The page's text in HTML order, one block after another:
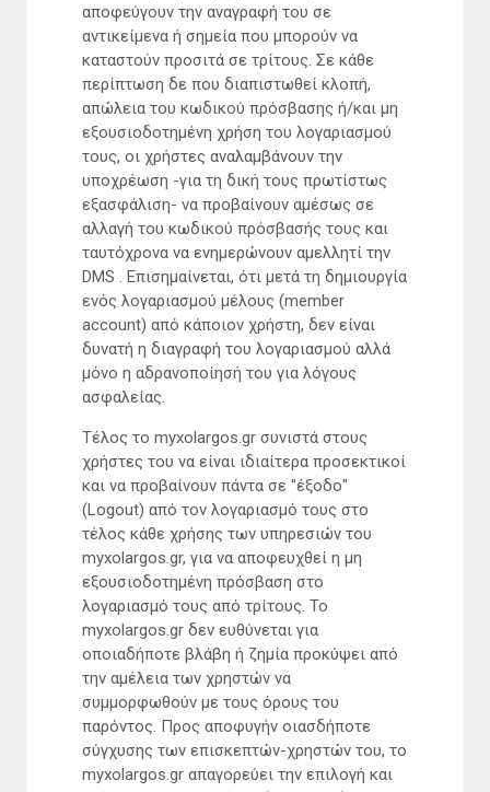
αποφεύγουν την αναγραφή του σε
αντικείμενα ή σημεία που μπορούν να
καταστούν προσιτά σε τρίτους. Σε κάθε
περίπτωση δε που διαπιστωθεί κλοπή,
απώλεια του κωδικού πρόσβασης ή/και μη
εξουσιοδοτημένη χρήση του λογαριασμού
τους, οι χρήστες αναλαμβάνουν την
υποχρέωση -για τη δική τους πρωτίστως
εξασφάλιση- να προβαίνουν αμέσως σε
αλλαγή του κωδικού πρόσβασής τους και
ταυτόχρονα να ενημερώνουν αμελλητί την
DMS . Επισημαίνεται, ότι μετά τη δημιουργία
ενός λογαριασμού μέλους (member
account) από κάποιον χρήστη, δεν είναι
δυνατή η διαγραφή του λογαριασμού αλλά
μόνο η αδρανοποίησή του για λόγους
ασφαλείας.
Τέλος το myxolargos.gr συνιστά στους
χρήστες του να είναι ιδιαίτερα προσεκτικοί
και να προβαίνουν πάντα σε "έξοδο"
(Logout) από τον λογαριασμό τους στο
τέλος κάθε χρήσης των υπηρεσιών του
myxolargos.gr, για να αποφευχθεί η μη
εξουσιοδοτημένη πρόσβαση στο
λογαριασμό τους από τρίτους. Το
myxolargos.gr δεν ευθύνεται για
οποιαδήποτε βλάβη ή ζημία προκύψει από
την αμέλεια των χρηστών να
συμμορφωθούν με τους όρους του
παρόντος. Προς αποφυγήν οιασδήποτε
σύγχυσης των επισκεπτών-χρηστών του, το
myxolargos.gr απαγορεύει την επιλογή και